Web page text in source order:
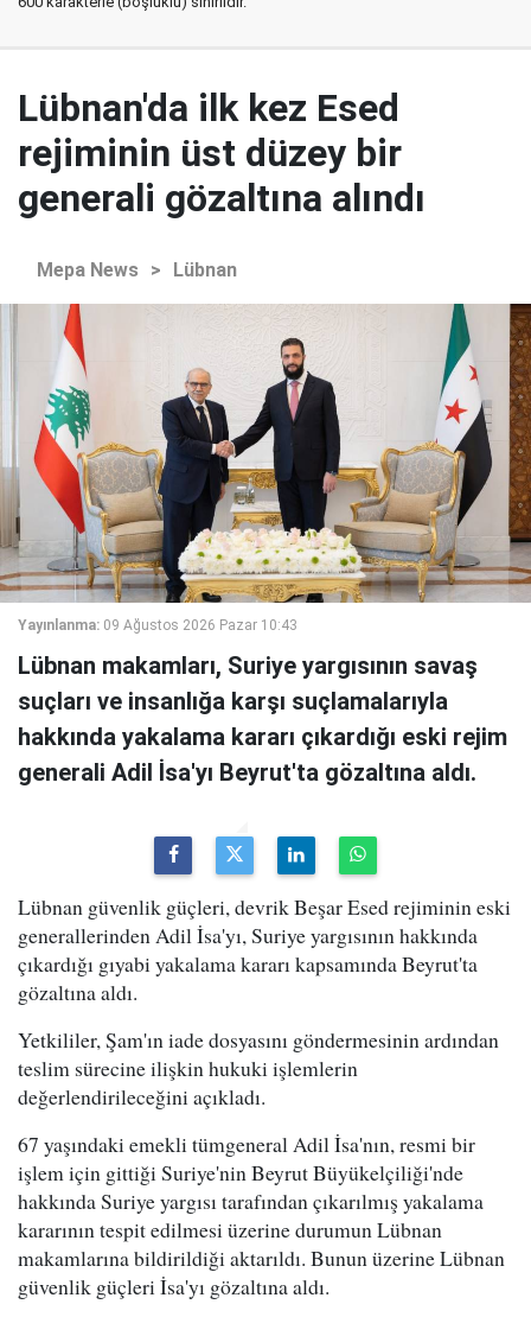
Lübnan'da ilk kez Esed
rejiminin üst düzey bir
generali gözaltına alındı
Mepa News > Lübnan
Yayınlanma: 09 Ağustos 2026 Pazar 10:43
Lübnan makamları, Suriye yargısının savaş
suçları ve insanlığa karşı suçlamalarıyla
hakkında yakalama kararı çıkardığı eski rejim
generali Adil İsa'yı Beyrut'ta gözaltına aldı.
Lübnan güvenlik güçleri, devrik Beşar Esed rejiminin eski
generallerinden Adil İsa'yı, Suriye yargısının hakkında
çıkardığı gıyabi yakalama kararı kapsamında Beyrut'ta
gözaltına aldı.
Yetkililer, Şam'ın iade dosyasını göndermesinin ardından
teslim sürecine ilişkin hukuki işlemlerin
değerlendirileceğini açıkladı.
67 yaşındaki emekli tümgeneral Adil İsa'nın, resmi bir
işlem için gittiği Suriye'nin Beyrut Büyükelçiliği'nde
hakkında Suriye yargısı tarafından çıkarılmış yakalama
kararının tespit edilmesi üzerine durumun Lübnan
makamlarına bildirildiği aktarıldı. Bunun üzerine Lübnan
güvenlik güçleri İsa'yı gözaltına aldı.